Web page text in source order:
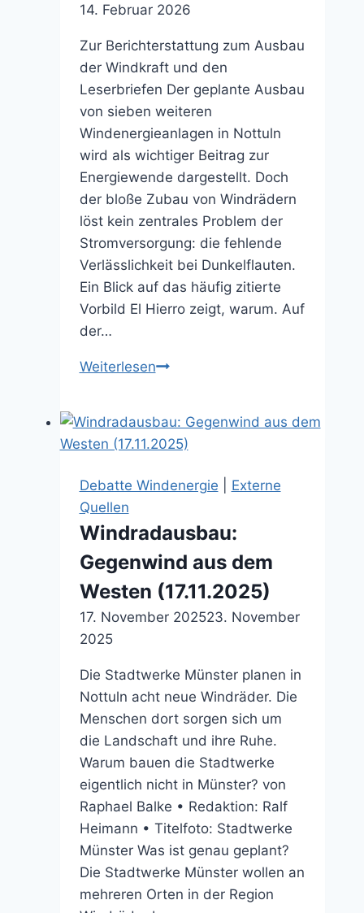
Wind
und
Sonne
(01.12.2025)
14. Februar 2026
Zur Berichterstattung zum Ausbau
der Windkraft und den
Leserbriefen Der geplante Ausbau
von sieben weiteren
Windenergieanlagen in Nottuln
wird als wichtiger Beitrag zur
Energiewende dargestellt. Doch
der bloße Zubau von Windrädern
löst kein zentrales Problem der
Stromversorgung: die fehlende
Verlässlichkeit bei Dunkelflauten.
Ein Blick auf das häufig zitierte
Vorbild El Hierro zeigt, warum. Auf
der…
WeiterlesenZentrales
nicht
gelöst
(14.02.2026)
Debatte Windenergie
Externe
Quellen
Windradausbau:
Gegenwind aus dem
Westen (17.11.2025)
17. November 202523. November
2025
Die Stadtwerke Münster planen in
Nottuln acht neue Windräder. Die
Menschen dort sorgen sich um
die Landschaft und ihre Ruhe.
Warum bauen die Stadtwerke
eigentlich nicht in Münster? von
Raphael Balke • Redaktion: Ralf
Heimann • Titelfoto: Stadtwerke
Münster Was ist genau geplant?
Die Stadtwerke Münster wollen an
mehreren Orten in der Region